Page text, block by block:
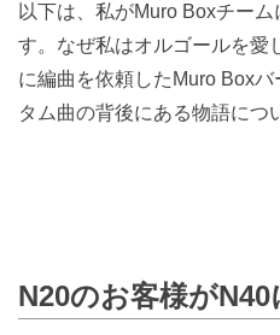
以下は、私がMuro Boxチー
す。なぜ私はオルゴールを愛
に編曲を依頼したMuro Box
タム曲の背後にある物語につ
N20のお客様が